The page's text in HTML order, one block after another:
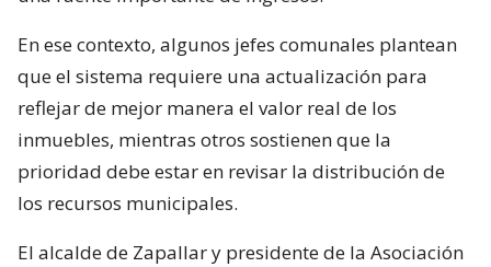
En ese contexto, algunos jefes comunales plantean
que el sistema requiere una actualización para
reflejar de mejor manera el valor real de los
inmuebles, mientras otros sostienen que la
prioridad debe estar en revisar la distribución de
los recursos municipales.
El alcalde de Zapallar y presidente de la Asociación